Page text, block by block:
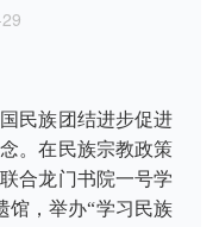
民族团结进步促进
。在民族宗教政策
合龙门书院一号学
馆，举办“学习民族